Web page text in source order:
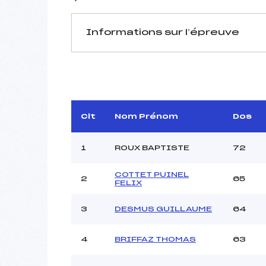
Informations sur l’épreuve
D.T Adjoint :
Dir. Epreuve :
Pénalité appliquée :
Clt Nom Prénom Dos
1 ROUX BAPTISTE 72
2
COTTET PUINEL
FELIX
65
3 DESMUS GUILLAUME 64
4 BRIFFAZ THOMAS 63